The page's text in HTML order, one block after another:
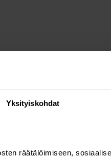
Yksityiskohdat
räätälöimiseen,